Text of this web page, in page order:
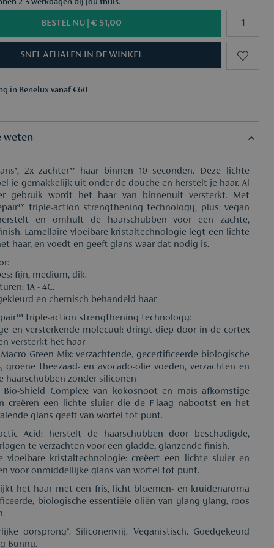
2-3 werkdagen bij jou thuis.
BESTEL NU | € 51,00
SNEL AFHALEN IN DE WINKEL
in Benelux vanaf €60
weten
2x zachter** haar binnen 10 seconden. Deze lichte
je gemakkelijk uit onder de douche en herstelt je haar. Al
gebruik wordt het haar van binnenuit versterkt. Met
triple-action strengthening technology, plus: vegan
en omhult de haarschubben voor een zachte,
Lamellaire vloeibare kristaltechnologie legt een lichte
haar, en voedt en geeft glans waar dat nodig is.
fijn, medium, dik.
1A - 4C.
en chemisch behandeld haar.
triple-action strengthening technology:
en versterkende molecuul: dringt diep door in de cortex
versterkt het haar
Green Mix: verzachtende, gecertificeerde biologische
groene theezaad- en avocado-olie voeden, verzachten en
haarschubben zonder siliconen
Bio-Shield Complex: van kokosnoot en maïs afkomstige
creëren een lichte sluier die de F-laag nabootst en het
glans geeft van wortel tot punt.
Acid: herstelt de haarschubben door beschadigde,
te verzachten voor een gladde, glanzende finish.
vloeibare kristaltechnologie: creëert een lichte sluier en
voor onmiddellijke glans van wortel tot punt.
het haar met een fris, licht bloemen- en kruidenaroma
biologische essentiële oliën van ylang-ylang, roos
oorsprong*. Siliconenvrij. Veganistisch. Goedgekeurd
Bunny.